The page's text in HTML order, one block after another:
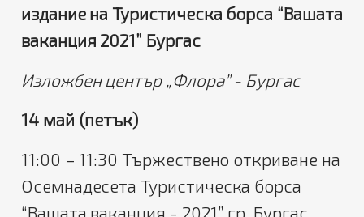
издание на Туристическа борса “Вашата
ваканция 2021” Бургас
Изложбен център „Флора” - Бургас
14 май (петък)
11:00 – 11:30 Тържествено откриване на
Осемнадесета Туристическа борса
“Вашата ваканция - 2021” гр. Бургас.